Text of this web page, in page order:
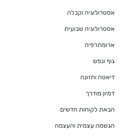
אסטרולוגיה וקבלה
אסטרולוגיה שבועית
ארומתרפיה
גוף ונפש
דיאטה ותזונה
דמיון מודרך
הבאת לקוחות חדשים
הגשמה עצמית והעצמה